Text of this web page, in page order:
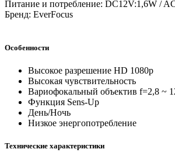
Питание и потребление: DC12V:1,6W /
Бренд: EverFocus
Особенности
Высокое разрешение HD 1080p
Высокая чувствительность
Вариофокальный объектив f=2,8 ~
Функция Sens-Up
День/Ночь
Низкое энергопотребление
Технические характеристики